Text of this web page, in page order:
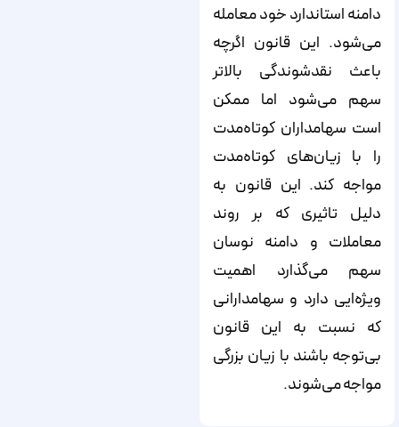
دامنه استاندارد خود معامله
می‌شود. این قانون اگرچه
باعث نقدشوندگی بالاتر
سهم می‌شود اما ممکن
است سهامداران کوتاه‌مدت
را با زیان‌های کوتاه‌مدت
مواجه کند. این قانون به
دلیل تاثیری که بر روند
معاملات و دامنه نوسان
سهم می‌گذارد اهمیت
ویژه‌ایی دارد و سهامدارانی
که نسبت به این قانون
بی‌توجه باشند با زیان بزرگی
مواجه می‌شوند.